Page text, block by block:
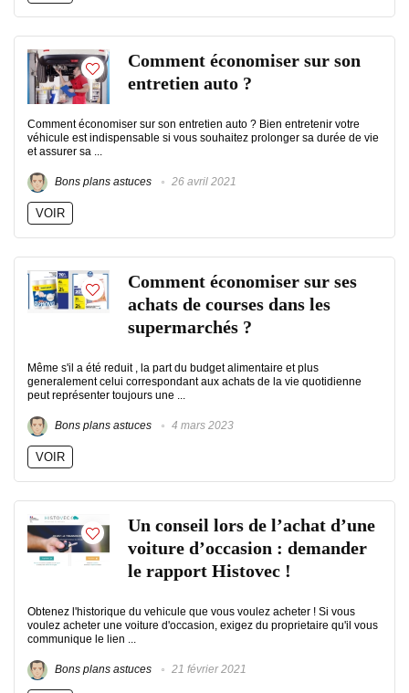
Comment économiser sur son
entretien auto ?
Comment économiser sur son entretien auto ? Bien entretenir votre
véhicule est indispensable si vous souhaitez prolonger sa durée de vie
et assurer sa ...
Bons plans astuces 26 avril 2021
VOIR
Comment économiser sur ses
achats de courses dans les
supermarchés ?
Même s'il a été reduit , la part du budget alimentaire et plus
generalement celui correspondant aux achats de la vie quotidienne
peut représenter toujours une ...
Bons plans astuces 4 mars 2023
VOIR
Un conseil lors de l’achat d’une
voiture d’occasion : demander
le rapport Histovec !
Obtenez l'historique du vehicule que vous voulez acheter ! Si vous
voulez acheter une voiture d'occasion, exigez du proprietaire qu'il vous
communique le lien ...
Bons plans astuces 21 février 2021